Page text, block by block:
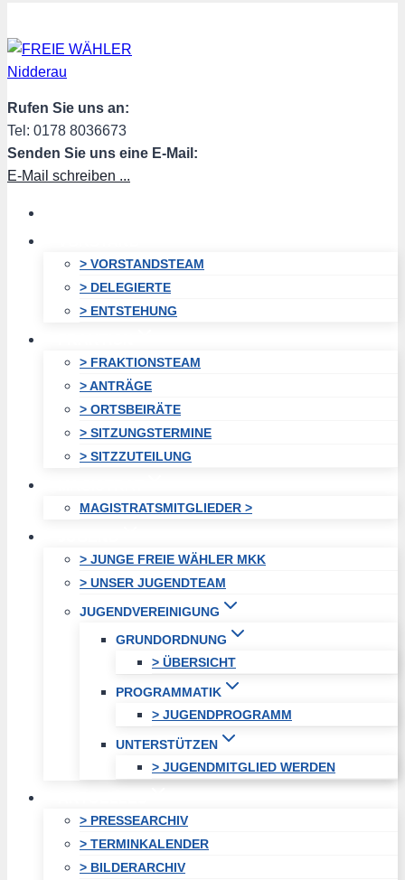
Inhalt
springen
Rufen Sie uns an:
Tel: 0178 8036673
Senden Sie uns eine E-Mail:
E-Mail schreiben ...
> VORSTANDSTEAM
> DELEGIERTE
> ENTSTEHUNG
> FRAKTIONSTEAM
> ANTRÄGE
> ORTSBEIRÄTE
> SITZUNGSTERMINE
> SITZZUTEILUNG
MAGISTRATSMITGLIEDER >
> JUNGE FREIE WÄHLER MKK
> UNSER JUGENDTEAM
JUGENDVEREINIGUNG
GRUNDORDNUNG
> ÜBERSICHT
PROGRAMMATIK
> JUGENDPROGRAMM
UNTERSTÜTZEN
> JUGENDMITGLIED WERDEN
> PRESSEARCHIV
> TERMINKALENDER
> BILDERARCHIV